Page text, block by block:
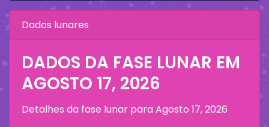
Dados lunares
DADOS DA FASE LUNAR EM
AGOSTO 17, 2026
Detalhes da fase lunar paraAgosto 17, 2026